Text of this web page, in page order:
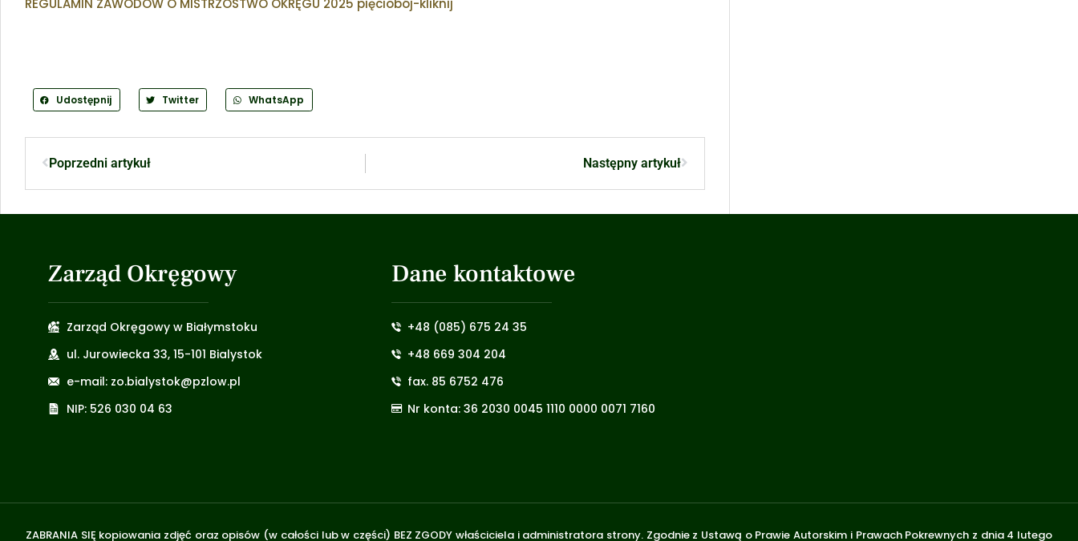
REGULAMIN ZAWODÓW O MISTRZOSTWO OKRĘGU 2025 pięciobój-kliknij
Udostępnij Twitter WhatsApp
Poprzedni artykuł Następny artykuł
Zarząd Okręgowy
Zarząd Okręgowy w Białymstoku
ul. Jurowiecka 33, 15-101 Bialystok
e-mail: zo.bialystok@pzlow.pl
NIP: 526 030 04 63
Dane kontaktowe
+48 (085) 675 24 35
+48 669 304 204
fax. 85 6752 476
Nr konta: 36 2030 0045 1110 0000 0071 7160
ZABRANIA SIĘ kopiowania zdjęć oraz opisów (w całości lub w części) BEZ ZGODY właściciela i administratora strony. Zgodnie z Ustawą o Prawie Autorskim i Prawach Pokrewnych z dnia 4 lutego